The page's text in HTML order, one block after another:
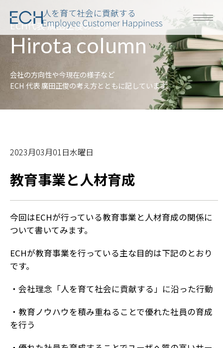
人を育て社会に貢献する
ECH代表 廣田正俊のコラム
Hirota column
会社の方向性や今現在の様子など
ECH 代表 廣田正俊の考え方とともに記しています。
2023月03月01日水曜日
教育事業と人材育成
今回はECHが行っている教育事業と人材育成の関係に
ついて書いてみます。
ECHが教育事業を行っている主な目的は下記のとおり
です。
・会社理念「人を育て社会に貢献する」に沿った行動
・教育ノウハウを積み重ねることで優れた社員の育成
を行う